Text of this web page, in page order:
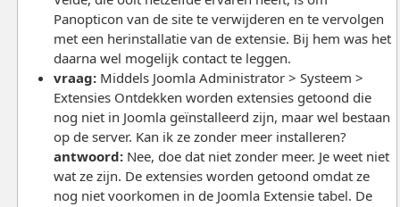
Panopticon van de site te verwijderen en te vervolgen
met een herinstallatie van de extensie. Bij hem was het
daarna wel mogelijk contact te leggen.
vraag:Middels Joomla Administrator > Systeem >
Extensies Ontdekken worden extensies getoond die
nog niet in Joomla geïnstalleerd zijn, maar wel bestaan
op de server. Kan ik ze zonder meer installeren?
antwoord:Nee, doe dat niet zonder meer. Je weet niet
wat ze zijn. De extensies worden getoond omdat ze
nog niet voorkomen in de Joomla Extensie tabel. De